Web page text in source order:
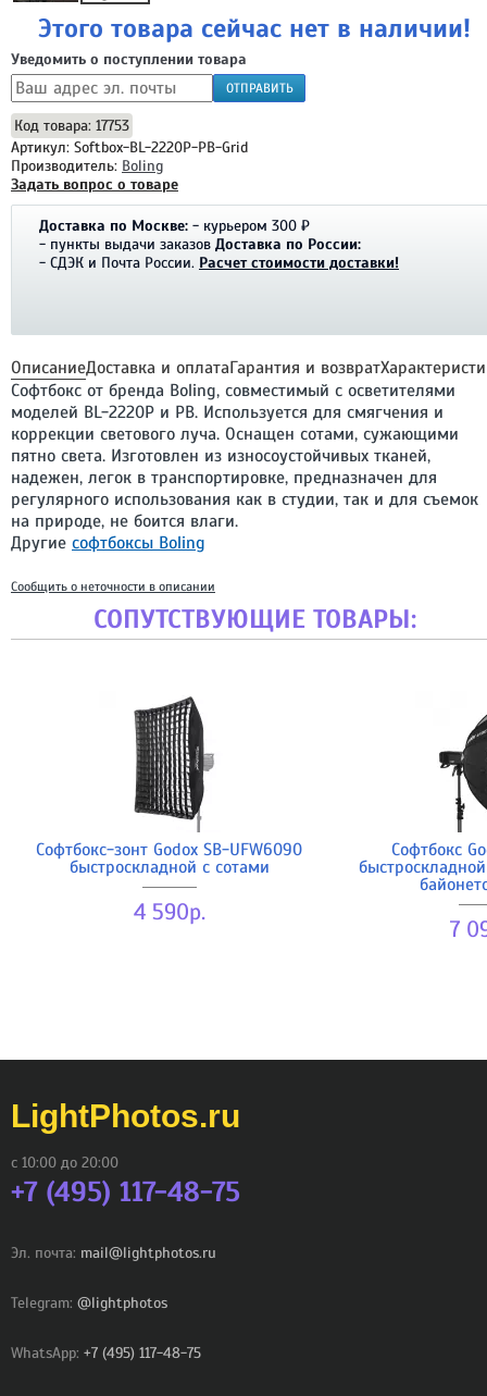
Этого товара сейчас нет в наличии!
Уведомить о поступлении товара
ОТПРАВИТЬ
Код товара: 17753
Артикул: Softbox-BL-2220P-PB-Grid
Производитель: Boling
Задать вопрос о товаре
Доставка по Москве: - курьером 300 ₽
- пункты выдачи заказов Доставка по России:
- СДЭК и Почта России. Расчет стоимости доставки!
ОписаниеДоставка и оплатаГарантия и возврат
Софтбокс от бренда Boling, совместимый с осветителями
моделей BL-2220P и PB. Используется для смягчения и
коррекции светового луча. Оснащен сотами, сужающими
пятно света. Изготовлен из износоустойчивых тканей,
надежен, легок в транспортировке, предназначен для
регулярного использования как в студии, так и для съемок
на природе, не боится влаги.
Другие софтбоксы Boling
Сообщить о неточности в описании
СОПУТСТВУЮЩИЕ ТОВАРЫ:
Софтбокс-зонт Godox SB-UFW6090
быстроскладной с сотами
4 590р.
Софтбокс
7
LightPhotos.ru
с 10:00 до 20:00
+7 (495) 117-48-75
Эл. почта: mail@lightphotos.ru
Telegram: @lightphotos
WhatsApp: +7 (495) 117-48-75